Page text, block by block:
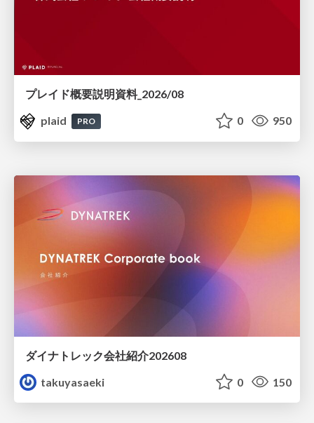
プレイド概要説明資料_2026/08
plaid
PRO 0 950
ダイナトレック会社紹介202608
takuyasaeki
0 150